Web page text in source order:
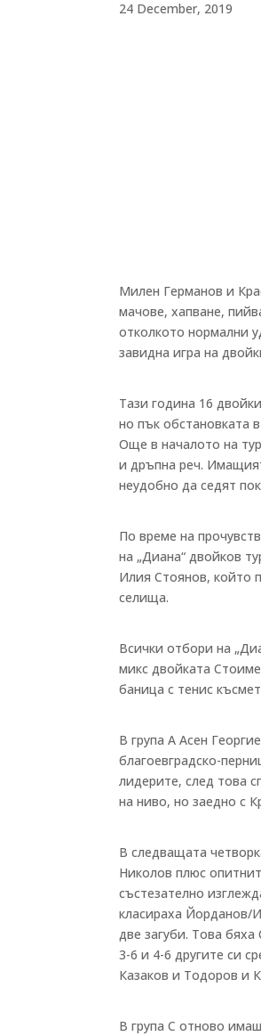
24 December, 2019
Милен Германов и
мачове, хапване,
отколкото нормални
завидна игра на
Тази година 16
но пък обстановката
Още в началото на
и дръпна реч.
неудобно да седят
По време на
на „Диана“ двойков
Илия Стоянов, който
селища.
Всички отбори на
микс двойката
баница с тенис
В група А Асен
благоевградско-
лидерите, след това
на ниво, но заедно с
В следващата
Николов плюс
състезателно
класираха Йорданов/
две загуби. Това
3-6 и 4-6 другите си
Казаков и Тодоров и
В група С отново